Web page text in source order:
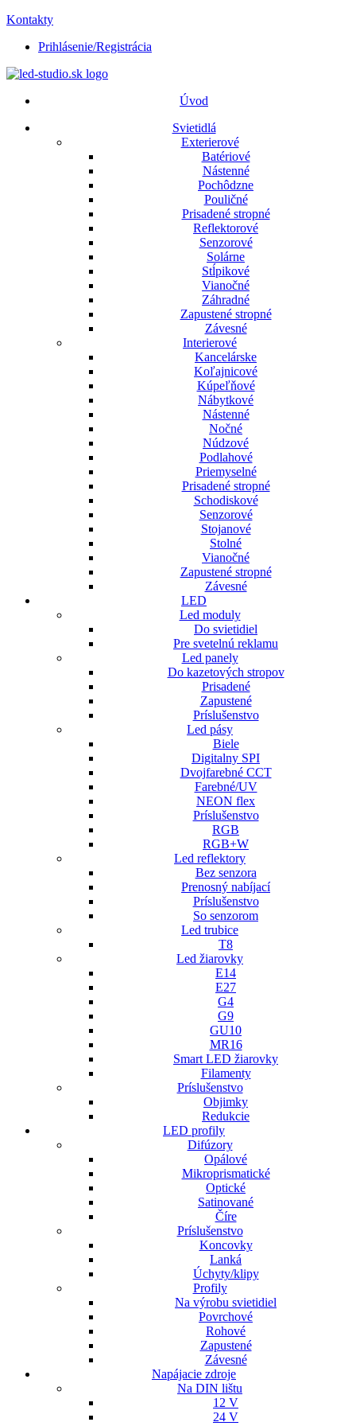
Kontakty
Prihlásenie/Registrácia
Úvod
Svietidlá
Exterierové
Batériové
Nástenné
Pochôdzne
Pouličné
Prisadené stropné
Reflektorové
Senzorové
Solárne
Stĺpikové
Vianočné
Záhradné
Zapustené stropné
Závesné
Interierové
Kancelárske
Koľajnicové
Kúpeľňové
Nábytkové
Nástenné
Nočné
Núdzové
Podlahové
Priemyselné
Prisadené stropné
Schodiskové
Senzorové
Stojanové
Stolné
Vianočné
Zapustené stropné
Závesné
LED
Led moduly
Do svietidiel
Pre svetelnú reklamu
Led panely
Do kazetových stropov
Prisadené
Zapustené
Príslušenstvo
Led pásy
Biele
Digitalny SPI
Dvojfarebné CCT
Farebné/UV
NEON flex
Príslušenstvo
RGB
RGB+W
Led reflektory
Bez senzora
Prenosný nabíjací
Príslušenstvo
So senzorom
Led trubice
T8
Led žiarovky
E14
E27
G4
G9
GU10
MR16
Smart LED žiarovky
Filamenty
Príslušenstvo
Objimky
Redukcie
LED profily
Difúzory
Opálové
Mikroprismatické
Optické
Satinované
Číre
Príslušenstvo
Koncovky
Lanká
Úchyty/klipy
Profily
Na výrobu svietidiel
Povrchové
Rohové
Zapustené
Závesné
Napájacie zdroje
Na DIN lištu
12 V
24 V